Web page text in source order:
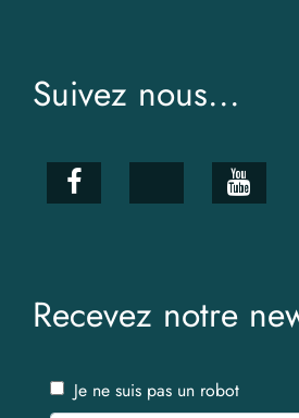
Suivez nous...
Recevez notre
Je ne suis pas un robot